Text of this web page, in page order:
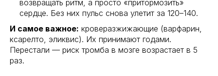
возвращать ритм, а просто «притормозить»
сердце. Без них пульс снова улетит за 120–140.
И самое важное: кроверазжижающие (варфарин,
ксарелто, эликвис). Их принимают годами.
Перестали — риск тромба в мозге возрастает в 5
раз.